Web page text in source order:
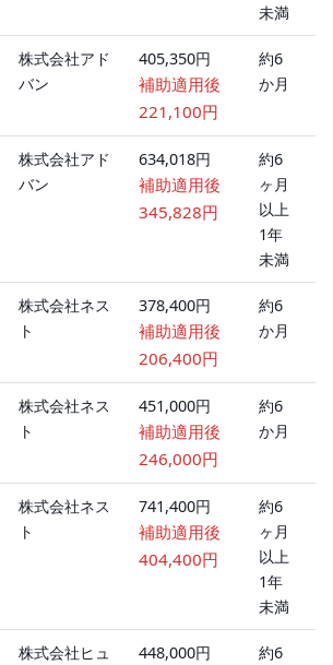
未満
株式会社アド
バン
405,350円
補助適用後
221,100円
約6
か月
株式会社アド
バン
634,018円
補助適用後
345,828円
約6
ヶ月
以上
1年
未満
株式会社ネス
ト
378,400円
補助適用後
206,400円
約6
か月
株式会社ネス
ト
451,000円
補助適用後
246,000円
約6
か月
株式会社ネス
ト
741,400円
補助適用後
404,400円
約6
ヶ月
以上
1年
未満
株式会社ヒュ
448,000円
約6